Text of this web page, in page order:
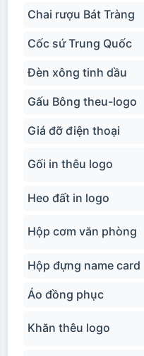
Chai rượu Bát Tràng
Cốc sứ Trung Quốc
Đèn xông tinh dầu
Gấu Bông theu-logo
Giá đỡ điện thoại
Gối in thêu logo
Heo đất in logo
Hộp cơm văn phòng
Hộp đựng name card
Áo đồng phục
Khăn thêu logo